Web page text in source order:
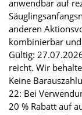
anwendbar auf
anderen
kombinierbar
Gültig:
reicht. Wir
Keine
22: Bei
20 % Rabatt auf